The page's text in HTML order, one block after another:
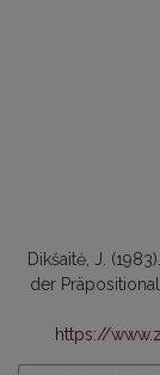
Dikšaitė, J.
der
https://